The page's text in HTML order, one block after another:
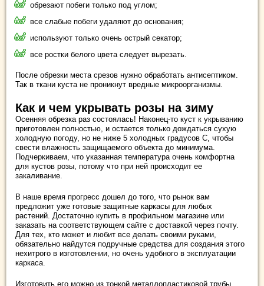
обрезают побеги только под углом;
все слабые побеги удаляют до основания;
используют только очень острый секатор;
все ростки белого цвета следует вырезать.
После обрезки места срезов нужно обработать антисептиком.
Так в ткани куста не проникнут вредные микроорганизмы.
Как и чем укрывать розы на зиму
Осенняя обрезка раз состоялась! Наконец-то куст к укрыванию
приготовлен полностью, и остается только дождаться сухую
холодную погоду, но не ниже 5 холодных градусов С, чтобы
свести влажность защищаемого объекта до минимума.
Подчеркиваем, что указанная температура очень комфортна
для кустов розы, потому что при ней происходит ее
закаливание.
В наше время прогресс дошел до того, что рынок вам
предложит уже готовые защитные каркасы для любых
растений. Достаточно купить в профильном магазине или
заказать на соответствующем сайте с доставкой через почту.
Для тех, кто может и любит все делать своими руками,
обязательно найдутся подручные средства для создания этого
нехитрого в изготовлении, но очень удобного в эксплуатации
каркаса.
Изготовить его можно из тонкой металлопластиковой трубы,